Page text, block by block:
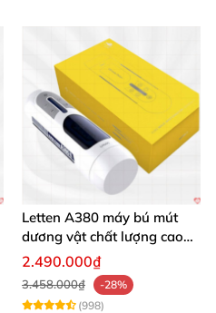
Letten A380 máy bú mút
dương vật chất lượng cao
giá tốt
2.490.000₫
3.458.000₫
-28%
(998)